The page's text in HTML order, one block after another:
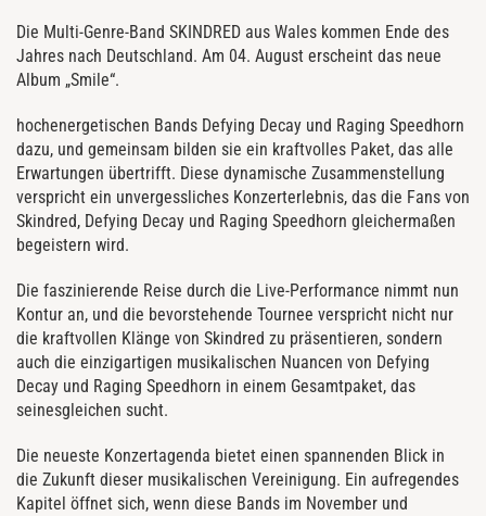
Die Multi-Genre-Band SKINDRED aus Wales kommen Ende des
Jahres nach Deutschland. Am 04. August erscheint das neue
Album „Smile“.
hochenergetischen Bands Defying Decay und Raging Speedhorn
dazu, und gemeinsam bilden sie ein kraftvolles Paket, das alle
Erwartungen übertrifft. Diese dynamische Zusammenstellung
verspricht ein unvergessliches Konzerterlebnis, das die Fans von
Skindred, Defying Decay und Raging Speedhorn gleichermaßen
begeistern wird.
Die faszinierende Reise durch die Live-Performance nimmt nun
Kontur an, und die bevorstehende Tournee verspricht nicht nur
die kraftvollen Klänge von Skindred zu präsentieren, sondern
auch die einzigartigen musikalischen Nuancen von Defying
Decay und Raging Speedhorn in einem Gesamtpaket, das
seinesgleichen sucht.
Die neueste Konzertagenda bietet einen spannenden Blick in
die Zukunft dieser musikalischen Vereinigung. Ein aufregendes
Kapitel öffnet sich, wenn diese Bands im November und